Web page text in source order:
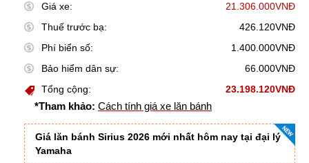
Giá xe:
21.306.000VNĐ
Thuế trước bạ:
426.120VNĐ
Phí biển số:
1.400.000VNĐ
Bảo hiểm dân sự:
66.000VNĐ
Tổng cộng:
23.198.120VNĐ
*Tham khảo: Cách tính giá xe lăn bánh
Giá lăn bánh Sirius 2026 mới nhất hôm nay tại đại lý
Yamaha